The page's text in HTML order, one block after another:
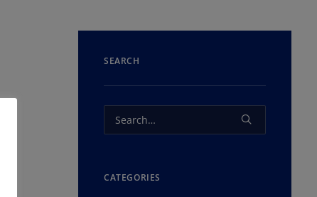
SEARCH
CATEGORIES